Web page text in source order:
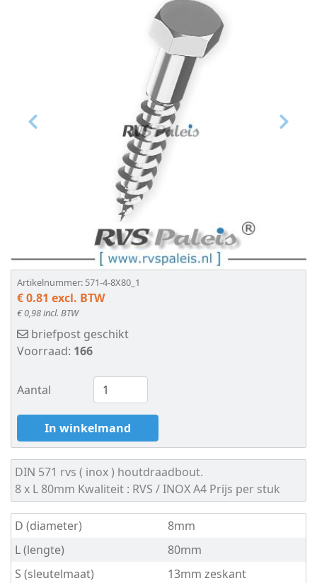
A4
-
6
DIN
571
-
A4
-
8
Houtschroef
Oogbout
Vorige
Artikelnummer: 571-4-8X80_1
€ 0.81 excl. BTW
€ 0,98 incl. BTW
briefpost geschikt
Voorraad: 166
Aantal
In winkelmand
DIN 571 rvs ( inox ) houtdraadbout.
8 x L 80mm Kwaliteit : RVS / INOX A4 Prijs per stuk
D (diameter)
8mm
L (lengte)
80mm
S (sleutelmaat)
13mm zeskant